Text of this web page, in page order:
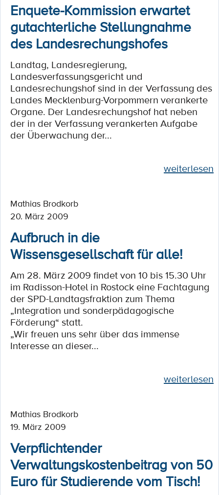
Enquete-Kommission erwartet
gutachterliche Stellungnahme
des Landesrechungshofes
Landtag, Landesregierung,
Landesverfassungsgericht und
Landesrechungshof sind in der Verfassung des
Landes Mecklenburg-Vorpommern verankerte
Organe. Der Landesrechungshof hat neben
der in der Verfassung verankerten Aufgabe
der Überwachung der...
weiterlesen
Mathias Brodkorb
20. März 2009
Aufbruch in die
Wissensgesellschaft für alle!
Am 28. März 2009 findet von 10 bis 15.30 Uhr
im Radisson-Hotel in Rostock eine Fachtagung
der SPD-Landtagsfraktion zum Thema
„Integration und sonderpädagogische
Förderung“ statt.
„Wir freuen uns sehr über das immense
Interesse an dieser...
weiterlesen
Mathias Brodkorb
19. März 2009
Verpflichtender
Verwaltungskostenbeitrag von 50
Euro für Studierende vom Tisch!